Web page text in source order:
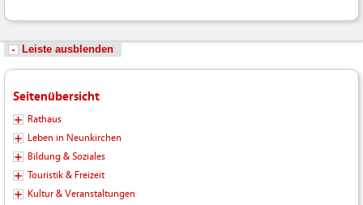
Leiste ausblenden
Seitenübersicht
Rathaus
Leben in Neunkirchen
Bildung & Soziales
Touristik & Freizeit
Kultur & Veranstaltungen